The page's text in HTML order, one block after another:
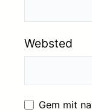
Websted
Gem mit